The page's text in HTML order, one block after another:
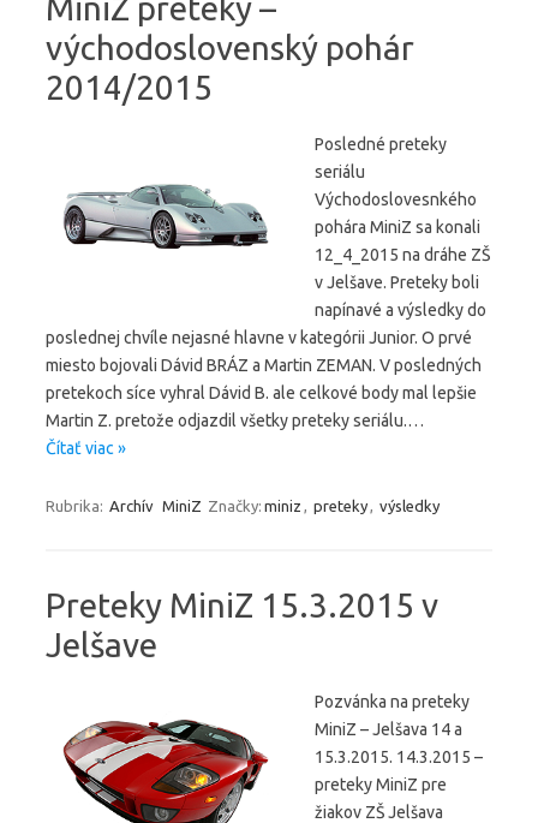
východoslovenský pohár
2014/2015
Posledné preteky
seriálu
Východoslovesnkého
pohára MiniZ sa konali
12_4_2015 na dráhe ZŠ
v Jelšave. Preteky boli
napínavé a výsledky do
poslednej chvíle nejasné hlavne v kategórii Junior. O prvé
miesto bojovali Dávid BRÁZ a Martin ZEMAN. V posledných
pretekoch síce vyhral Dávid B. ale celkové body mal lepšie
Martin Z. pretože odjazdil všetky preteky seriálu.…
Čítať viac »
Rubrika: Archív MiniZ Značky: miniz preteky výsledky
Preteky MiniZ 15.3.2015 v
Jelšave
Pozvánka na preteky
MiniZ – Jelšava 14 a
15.3.2015. 14.3.2015 –
preteky MiniZ pre
žiakov ZŠ Jelšava